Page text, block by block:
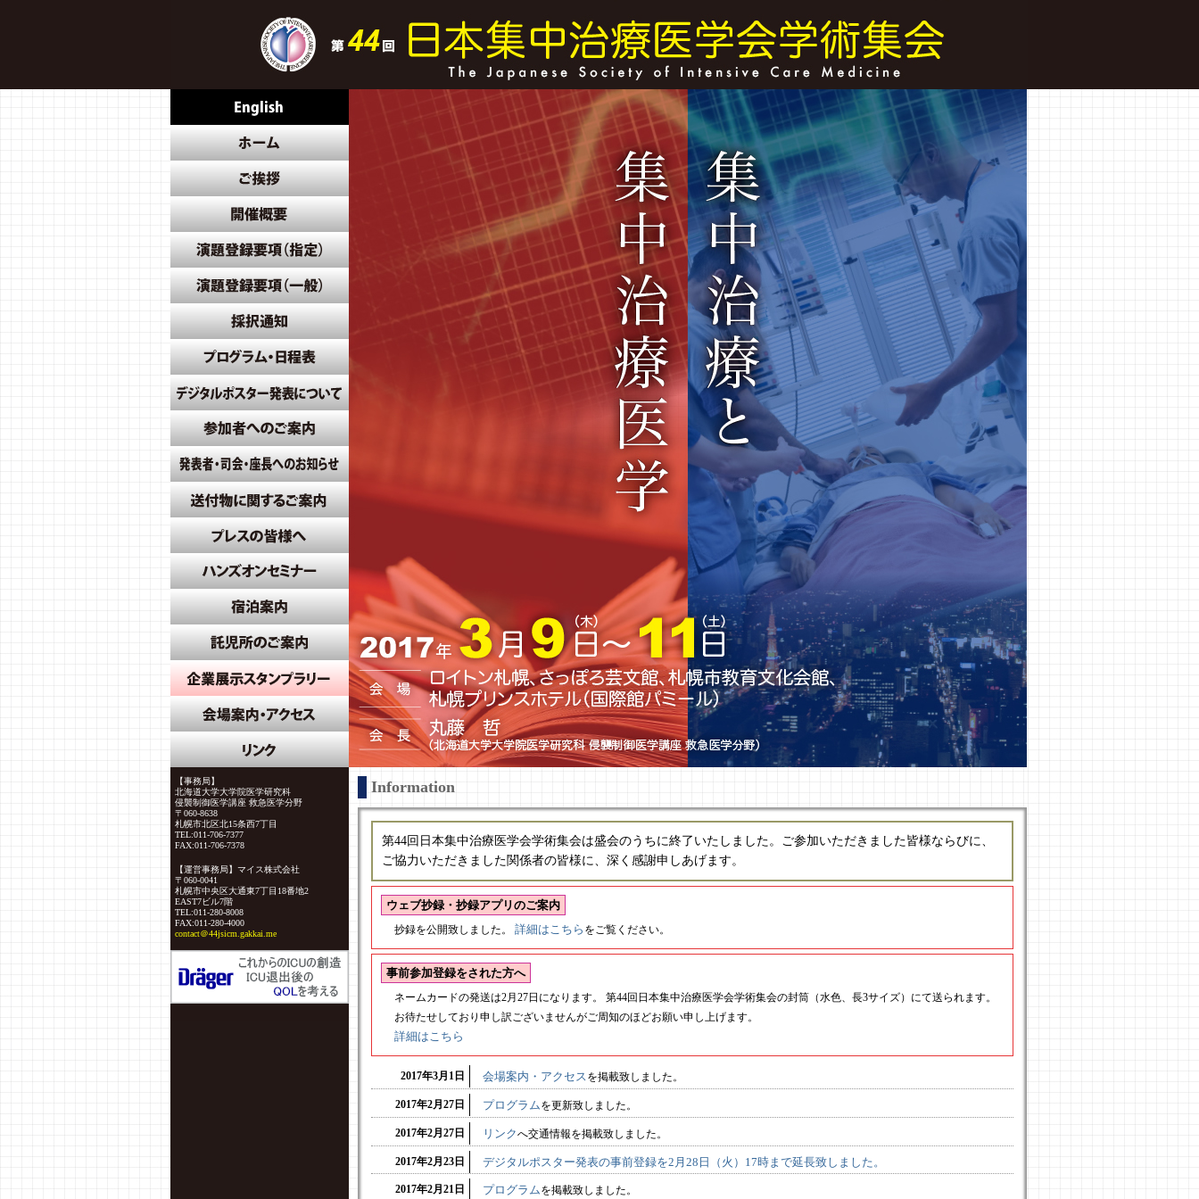
【事務局】
北海道大学大学院医学研究科
侵襲制御医学講座 救急医学分野
〒060-8638
札幌市北区北15条西7丁目
TEL:011-706-7377
FAX:011-706-7378
【運営事務局】マイス株式会社
〒060-0041
札幌市中央区大通東7丁目18番地2
EAST7ビル7階
TEL:011-280-8008
FAX:011-280-4000
contact＠44jsicm.gakkai.me
Information
第44回日本集中治療医学会学術集会は盛会のうちに終了いたしました。ご参加いただきました皆様ならびに、
ご協力いただきました関係者の皆様に、深く感謝申しあげます。
ウェブ抄録・抄録アプリのご案内
抄録を公開致しました。 詳細はこちら をご覧ください。
事前参加登録をされた方へ
ネームカードの発送は2月27日になります。 第44回日本集中治療医学会学術集会の封筒（水色、長3サイズ）にて送られます。
お待たせしており申し訳ございませんがご周知のほどお願い申し上げます。
詳細はこちら
2017年3月1日 会場案内・アクセスを掲載致しました。
2017年2月27日 プログラムを更新致しました。
2017年2月27日 リンクへ交通情報を掲載致しました。
2017年2月23日 デジタルポスター発表の事前登録を2月28日（火）17時まで延長致しました。
2017年2月21日 プログラムを掲載致しました。